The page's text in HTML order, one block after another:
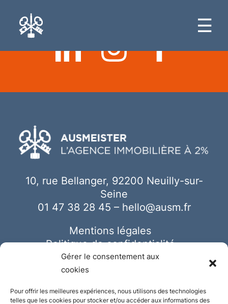
Gérer le consentement aux
cookies
Pour offrir les meilleures expériences, nous utilisons des technologies
telles que les cookies pour stocker et/ou accéder aux informations des
☰
10, rue Bellanger, 92200 Neuilly-sur-
Seine
01 47 38 28 45 – hello@ausm.fr
Mentions légales
Politique de confidentialité
Cookies